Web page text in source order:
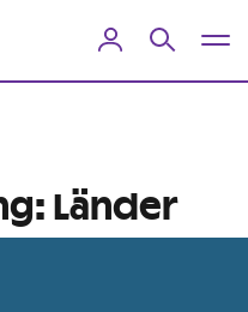
Länder